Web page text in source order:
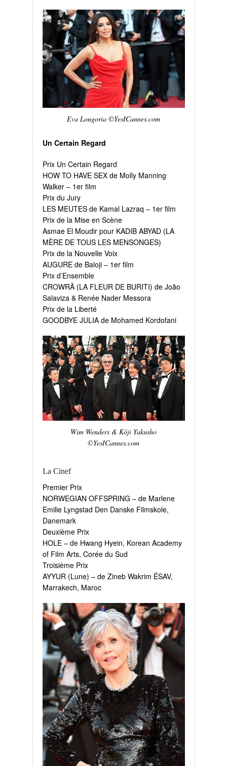
Eva Longoria ©YesICannes.com
Un Certain Regard
Prix Un Certain Regard
HOW TO HAVE SEX de Molly Manning
Walker – 1er film
Prix du Jury
LES MEUTES de Kamal Lazraq – 1er film
Prix de la Mise en Scène
Asmae El Moudir pour KADIB ABYAD (LA
MÈRE DE TOUS LES MENSONGES)
Prix de la Nouvelle Voix
AUGURE de Baloji – 1er film
Prix d’Ensemble
CROWRÃ (LA FLEUR DE BURITI) de João
Salaviza & Renée Nader Messora
Prix de la Liberté
GOODBYE JULIA de Mohamed Kordofani
Wim Wenders & Kōji Yakusho
©YesICannes.com
La Cinef
Premier Prix
NORWEGIAN OFFSPRING – de Marlene
Emilie Lyngstad Den Danske Filmskole,
Danemark
Deuxième Prix
HOLE – de Hwang Hyein, Korean Academy
of Film Arts, Corée du Sud
Troisième Prix
AYYUR (Lune) – de Zineb Wakrim ÉSAV,
Marrakech, Maroc